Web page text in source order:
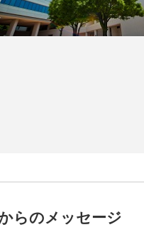
らのメッセージ